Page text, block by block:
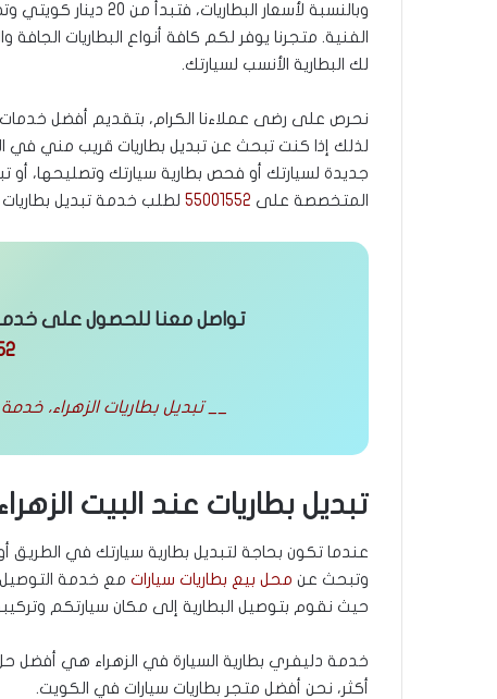
الفنية. متجرنا يوفر لكم كافة أنواع البطاريات الجافة
لك البطارية الأنسب لسيارتك.
نحرص على رضى عملاءنا الكرام، بتقديم أفضل خدمات
لذلك إذا كنت تبحث عن تبديل بطاريات قريب مني في
جديدة لسيارتك أو فحص بطارية سيارتك وتصليحها، أو
المتخصصة على 55001552 لطلب خدمة تبديل
تواصل معنا للحصول على خدمة
__ تبديل بطاريات الزهراء، خدمة 24 ساعة مع التوصيل والتركيب في مكان
تبديل بطاريات عند البيت
عندما تكون بحاجة لتبديل بطارية سيارتك في
وتبحث عن محل بيع بطاريات سيارات مع خدمة
حيث نقوم بتوصيل البطارية إلى مكان سيارتكم
خدمة دليفري بطارية السيارة في الزهراء هي أفضل
أكثر، نحن أفضل متجر بطاريات سيارات في الكويت.